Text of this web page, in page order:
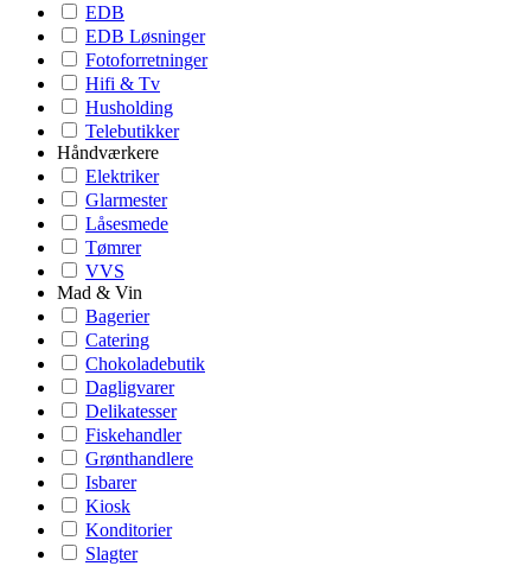
EDB
EDB Løsninger
Fotoforretninger
Hifi & Tv
Husholding
Telebutikker
Håndværkere
Elektriker
Glarmester
Låsesmede
Tømrer
VVS
Mad & Vin
Bagerier
Catering
Chokoladebutik
Dagligvarer
Delikatesser
Fiskehandler
Grønthandlere
Isbarer
Kiosk
Konditorier
Slagter